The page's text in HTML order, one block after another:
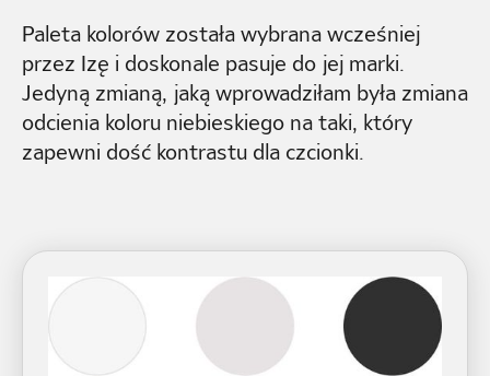
Paleta kolorów została wybrana wcześniej
przez Izę i doskonale pasuje do jej marki.
Jedyną zmianą, jaką wprowadziłam była zmiana
odcienia koloru niebieskiego na taki, który
zapewni dość kontrastu dla czcionki.